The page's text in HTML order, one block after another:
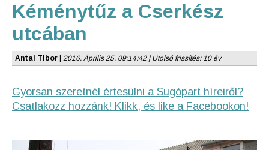
Kéménytűz a Cserkész
utcában
Antal Tibor 2016. Április 25. 09:14:42 | Utolsó frissítés: 10 év
Gyorsan szeretnél értesülni a Sugópart híreiről?
Csatlakozz hozzánk! Klikk, és like a Facebookon!